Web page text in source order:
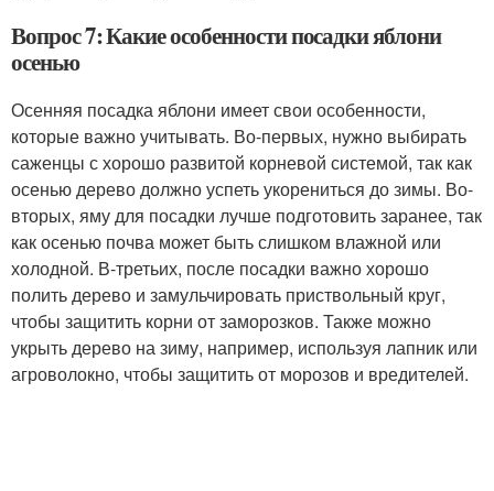
Вопрос 7: Какие особенности посадки яблони
осенью
Осенняя посадка яблони имеет свои особенности,
которые важно учитывать. Во-первых, нужно выбирать
саженцы с хорошо развитой корневой системой, так как
осенью дерево должно успеть укорениться до зимы. Во-
вторых, яму для посадки лучше подготовить заранее, так
как осенью почва может быть слишком влажной или
холодной. В-третьих, после посадки важно хорошо
полить дерево и замульчировать приствольный круг,
чтобы защитить корни от заморозков. Также можно
укрыть дерево на зиму, например, используя лапник или
агроволокно, чтобы защитить от морозов и вредителей.